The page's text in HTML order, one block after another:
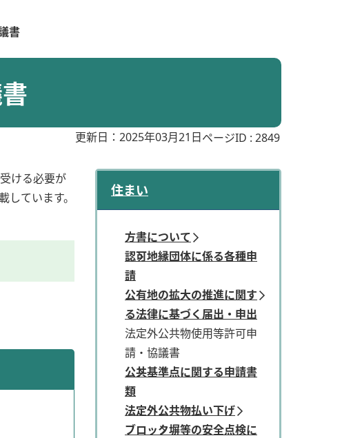
書
更新日：2025年03月21日ページID : 2849
ける必要が
ています。
住まい
方書について
認可地縁団体に係る各種申
請
公有地の拡大の推進に関す
る法律に基づく届出・申出
法定外公共物使用等許可申
請・協議書
公共基準点に関する申請書
類
法定外公共物払い下げ
ブロック塀等の安全点検に